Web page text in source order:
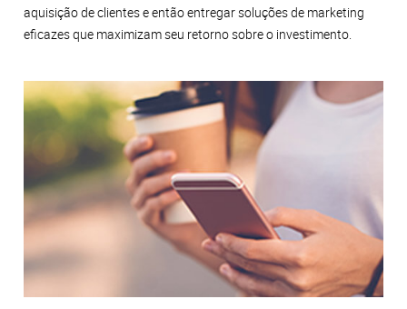
aquisição de clientes e então entregar soluções de marketing
eficazes que maximizam seu retorno sobre o investimento.